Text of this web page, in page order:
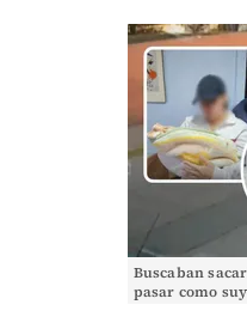
Buscaban
pasar como